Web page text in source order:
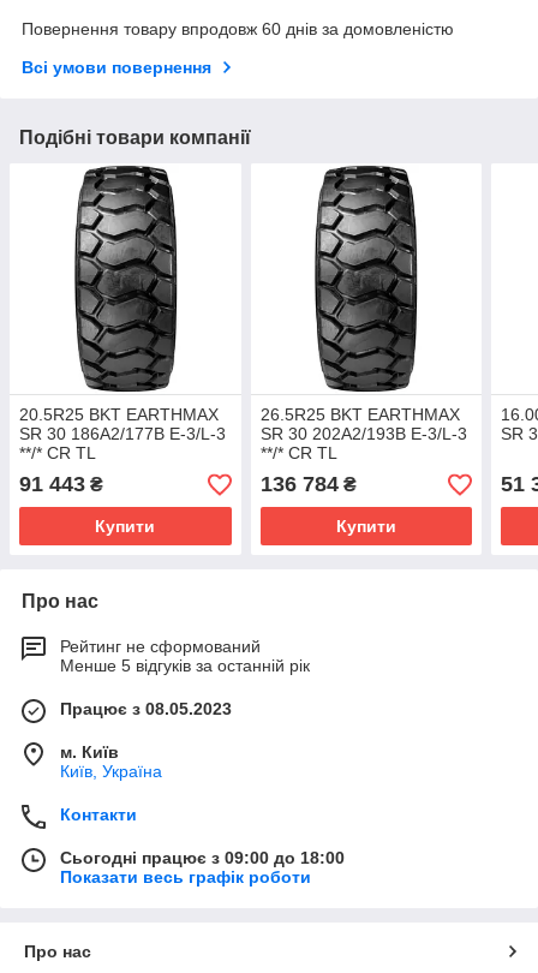
Повернення товару впродовж 60 днів за домовленістю
Всі умови повернення
Подібні товари компанії
20.5R25 BKT EARTHMAX
SR 30 186A2/177B E-3/L-3
**/* CR TL
91 443 ₴
Купити
26.5R25 BKT EARTHMAX
SR 30 202A2/193B E-3/L-3
**/* CR TL
136 784₴
Купити
SR
51
Про нас
Рейтинг не сформований
Менше 5 відгуків за останній рік
Працює з 08.05.2023
м. Київ
Київ, Україна
Контакти
Сьогодні працює з 09:00 до 18:00
Показати весь графік роботи
Про нас